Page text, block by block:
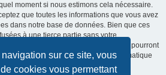
sur ce site, vous
cookies vous permettant
moment si nous estimons cela nécessaire.
que toutes les informations que vous avez
dans notre base de données. Bien que ces
à une tierce partie sans votre
anglaises d'avant 1983 », ni phpBB, ne pourront
en cas de tentative de piratage informatique